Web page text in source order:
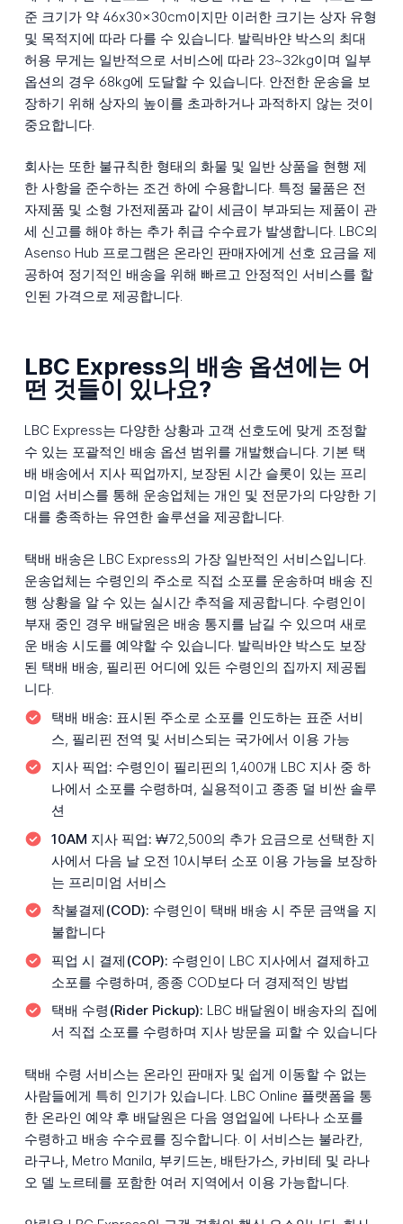
준 크기가 약 46x30x30cm이지만 이러한 크기는 상자 유형
및 목적지에 따라 다를 수 있습니다. 발릭바얀 박스의 최대
허용 무게는 일반적으로 서비스에 따라 23~32kg이며 일부
옵션의 경우 68kg에 도달할 수 있습니다. 안전한 운송을 보
장하기 위해 상자의 높이를 초과하거나 과적하지 않는 것이
중요합니다.
회사는 또한 불규칙한 형태의 화물 및 일반 상품을 현행 제
한 사항을 준수하는 조건 하에 수용합니다. 특정 물품은 전
자제품 및 소형 가전제품과 같이 세금이 부과되는 제품이 관
세 신고를 해야 하는 추가 취급 수수료가 발생합니다. LBC의
Asenso Hub 프로그램은 온라인 판매자에게 선호 요금을 제
공하여 정기적인 배송을 위해 빠르고 안정적인 서비스를 할
인된 가격으로 제공합니다.
LBC Express의 배송 옵션에는 어
떤 것들이 있나요?
LBC Express는 다양한 상황과 고객 선호도에 맞게 조정할
수 있는 포괄적인 배송 옵션 범위를 개발했습니다. 기본 택
배 배송에서 지사 픽업까지, 보장된 시간 슬롯이 있는 프리
미엄 서비스를 통해 운송업체는 개인 및 전문가의 다양한 기
대를 충족하는 유연한 솔루션을 제공합니다.
택배 배송은 LBC Express의 가장 일반적인 서비스입니다.
운송업체는 수령인의 주소로 직접 소포를 운송하며 배송 진
행 상황을 알 수 있는 실시간 추적을 제공합니다. 수령인이
부재 중인 경우 배달원은 배송 통지를 남길 수 있으며 새로
운 배송 시도를 예약할 수 있습니다. 발릭바얀 박스도 보장
된 택배 배송, 필리핀 어디에 있든 수령인의 집까지 제공됩
니다.
택배 배송: 표시된 주소로 소포를 인도하는 표준 서비
스, 필리핀 전역 및 서비스되는 국가에서 이용 가능
지사 픽업: 수령인이 필리핀의 1,400개 LBC 지사 중 하
나에서 소포를 수령하며, 실용적이고 종종 덜 비싼 솔루
션
10AM 지사 픽업: ₩72,500의 추가 요금으로 선택한 지
사에서 다음 날 오전 10시부터 소포 이용 가능을 보장하
는 프리미엄 서비스
착불결제(COD): 수령인이 택배 배송 시 주문 금액을 지
불합니다
픽업 시 결제(COP): 수령인이 LBC 지사에서 결제하고
소포를 수령하며, 종종 COD보다 더 경제적인 방법
택배 수령(Rider Pickup): LBC 배달원이 배송자의 집에
서 직접 소포를 수령하며 지사 방문을 피할 수 있습니다
택배 수령 서비스는 온라인 판매자 및 쉽게 이동할 수 없는
사람들에게 특히 인기가 있습니다. LBC Online 플랫폼을 통
한 온라인 예약 후 배달원은 다음 영업일에 나타나 소포를
수령하고 배송 수수료를 징수합니다. 이 서비스는 불라칸,
라구나, Metro Manila, 부키드논, 배탄가스, 카비테 및 라나
오 델 노르테를 포함한 여러 지역에서 이용 가능합니다.